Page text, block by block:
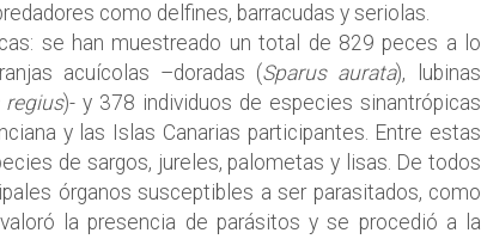
como delfines, barracudas y seriolas.
se han muestreado un total de 829 peces a lo
acuícolas –doradas (Sparus aurata), lubinas
regius)- y 378 individuos de especies sinantrópicas
y las Islas Canarias participantes. Entre estas
de sargos, jureles, palometas y lisas. De todos
órganos susceptibles a ser parasitados, como
la presencia de parásitos y se procedió a la